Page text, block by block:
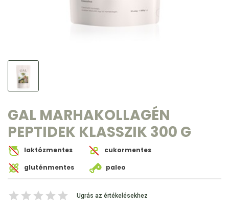
GAL MARHAKOLLAGÉN
PEPTIDEK KLASSZIK 300 G
laktózmentes
cukormentes
gluténmentes
paleo
Ugrás az értékelésekhez